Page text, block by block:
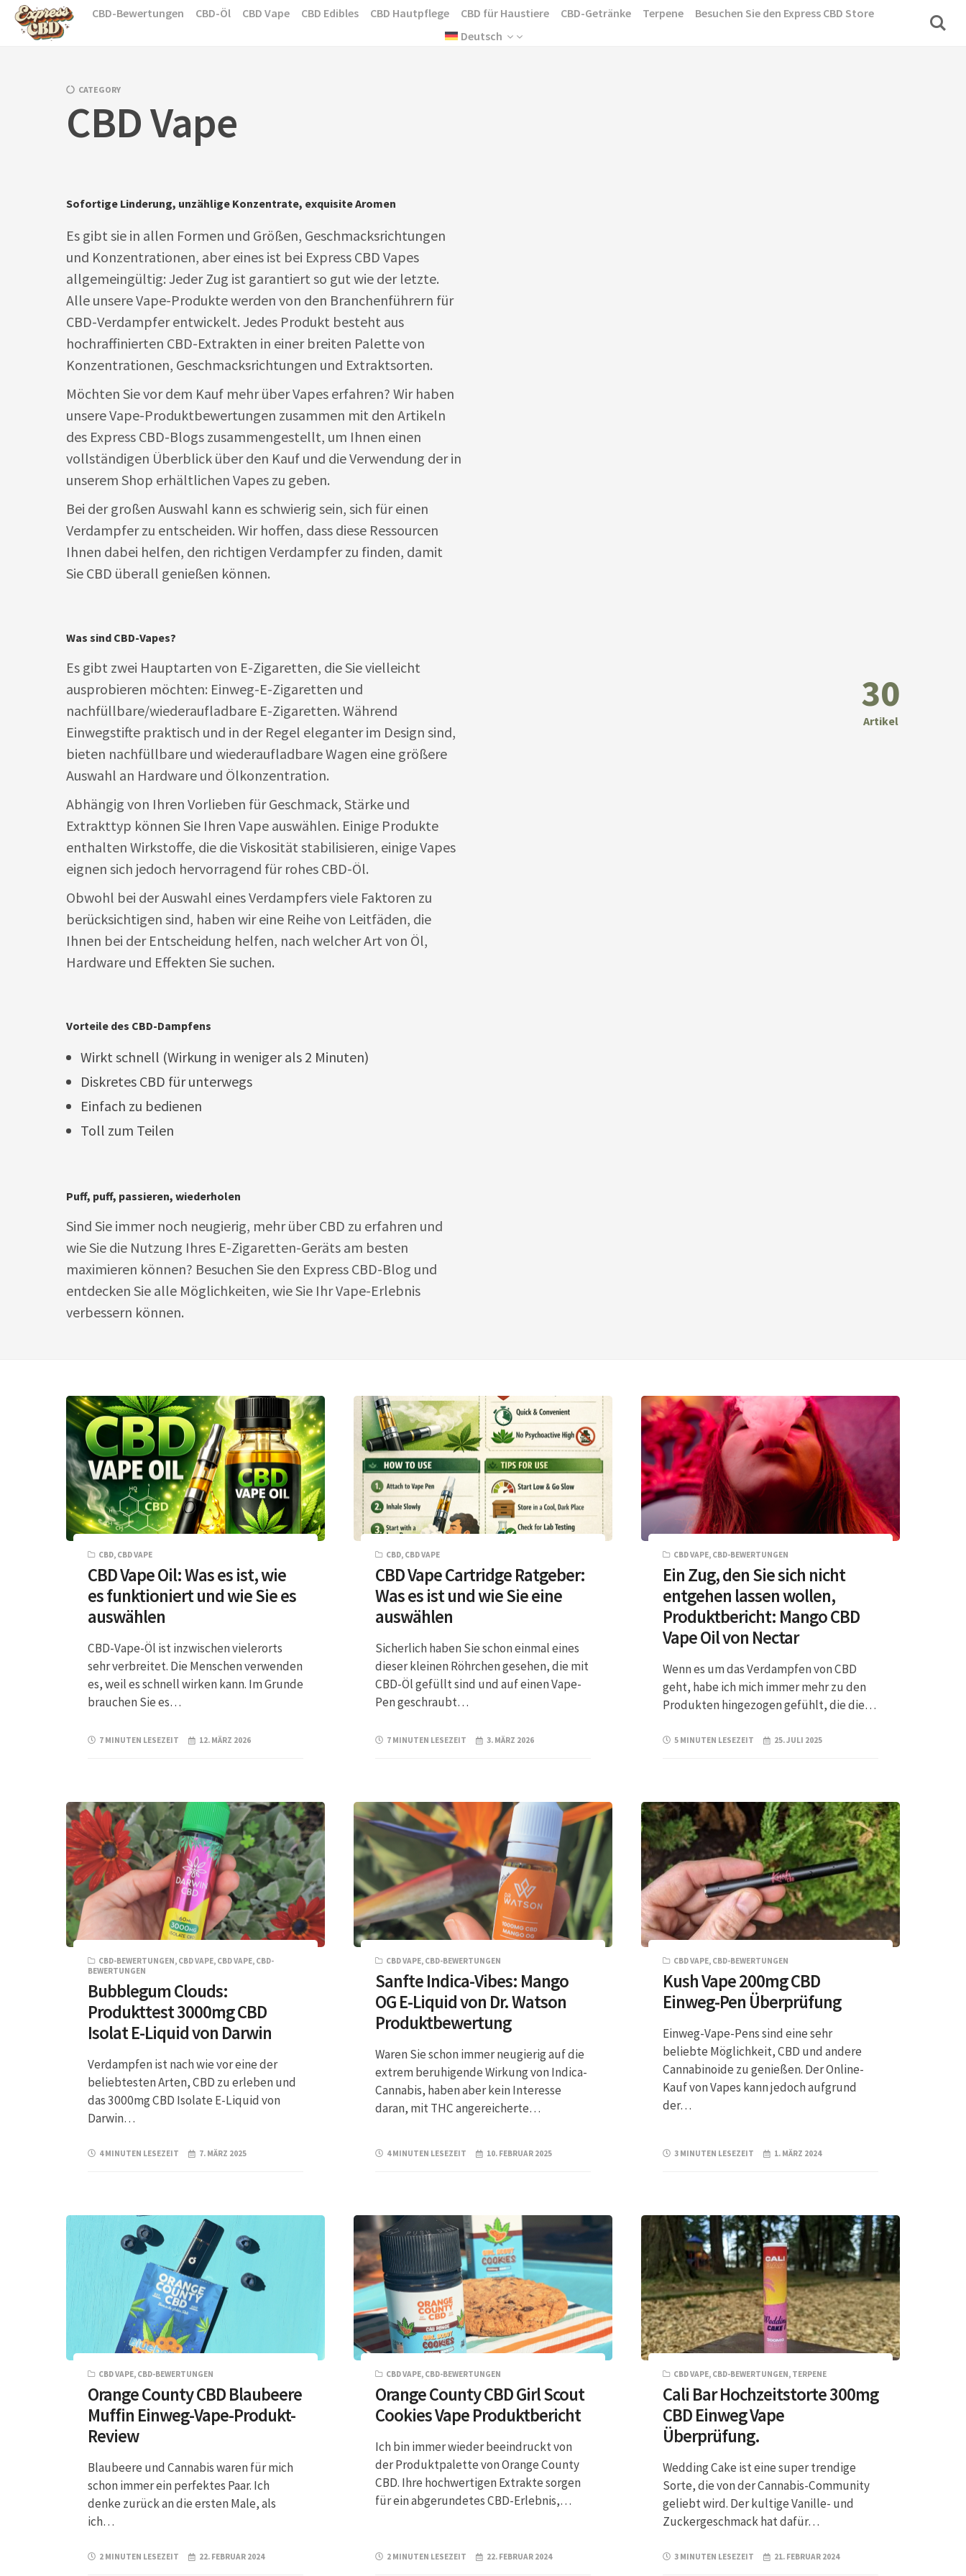
Skip
CBD-Bewertungen CBD-Öl CBD Vape CBD Edibles CBD Hautpflege CBD für Haustiere CBD-Getränke Terpene
Besuchen Sie den Express CBD Store
Deutsch
CATEGORY
CBD Vape
Sofortige Linderung, unzählige Konzentrate, exquisite Aromen
Es gibt sie in allen Formen und Größen, Geschmacksrichtungen
und Konzentrationen, aber eines ist bei Express CBD Vapes
allgemeingültig: Jeder Zug ist garantiert so gut wie der letzte.
Alle unsere Vape-Produkte werden von den Branchenführern für
CBD-Verdampfer entwickelt. Jedes Produkt besteht aus
hochraffinierten CBD-Extrakten in einer breiten Palette von
Konzentrationen, Geschmacksrichtungen und Extraktsorten.
Möchten Sie vor dem Kauf mehr über Vapes erfahren? Wir haben
unsere Vape-Produktbewertungen zusammen mit den Artikeln
des Express CBD-Blogs zusammengestellt, um Ihnen einen
vollständigen Überblick über den Kauf und die Verwendung der in
unserem Shop erhältlichen Vapes zu geben.
Bei der großen Auswahl kann es schwierig sein, sich für einen
Verdampfer zu entscheiden. Wir hoffen, dass diese Ressourcen
Ihnen dabei helfen, den richtigen Verdampfer zu finden, damit
Sie CBD überall genießen können.
Was sind CBD-Vapes?
Es gibt zwei Hauptarten von E-Zigaretten, die Sie vielleicht
ausprobieren möchten: Einweg-E-Zigaretten und
nachfüllbare/wiederaufladbare E-Zigaretten. Während
Einwegstifte praktisch und in der Regel eleganter im Design sind,
bieten nachfüllbare und wiederaufladbare Wagen eine größere
Auswahl an Hardware und Ölkonzentration.
Abhängig von Ihren Vorlieben für Geschmack, Stärke und
Extrakttyp können Sie Ihren Vape auswählen. Einige Produkte
enthalten Wirkstoffe, die die Viskosität stabilisieren, einige Vapes
eignen sich jedoch hervorragend für rohes CBD-Öl.
Obwohl bei der Auswahl eines Verdampfers viele Faktoren zu
berücksichtigen sind, haben wir eine Reihe von Leitfäden, die
Ihnen bei der Entscheidung helfen, nach welcher Art von Öl,
Hardware und Effekten Sie suchen.
Vorteile des CBD-Dampfens
Wirkt schnell (Wirkung in weniger als 2 Minuten)
Diskretes CBD für unterwegs
Einfach zu bedienen
Toll zum Teilen
Puff, puff, passieren, wiederholen
Sind Sie immer noch neugierig, mehr über CBD zu erfahren und
wie Sie die Nutzung Ihres E-Zigaretten-Geräts am besten
maximieren können? Besuchen Sie den Express CBD-Blog und
entdecken Sie alle Möglichkeiten, wie Sie Ihr Vape-Erlebnis
verbessern können.
30
Artikel
CBD, CBD VAPE
CBD Vape Oil: Was es ist, wie
es funktioniert und wie Sie es
auswählen
CBD-Vape-Öl ist inzwischen vielerorts
sehr verbreitet. Die Menschen verwenden
es, weil es schnell wirken kann. Im Grunde
brauchen Sie es…
7 MINUTEN LESEZEIT 12. MÄRZ 2026
CBD, CBD VAPE
CBD Vape Cartridge Ratgeber:
Was es ist und wie Sie eine
auswählen
Sicherlich haben Sie schon einmal eines
dieser kleinen Röhrchen gesehen, die mit
CBD-Öl gefüllt sind und auf einen Vape-
Pen geschraubt…
7 MINUTEN LESEZEIT 3. MÄRZ 2026
CBD VAPE, CBD-BEWERTUNGEN
Ein Zug, den Sie sich nicht
entgehen lassen wollen,
Produktbericht: Mango CBD
Vape Oil von Nectar
Wenn es um das Verdampfen von CBD
geht, habe ich mich immer mehr zu den
Produkten hingezogen gefühlt, die die…
5 MINUTEN LESEZEIT 25. JULI 2025
CBD-BEWERTUNGEN, CBD VAPE, CBD VAPE, CBD-
BEWERTUNGEN
Bubblegum Clouds:
Produkttest 3000mg CBD
Isolat E-Liquid von Darwin
Verdampfen ist nach wie vor eine der
beliebtesten Arten, CBD zu erleben und
das 3000mg CBD Isolate E-Liquid von
Darwin…
4 MINUTEN LESEZEIT 7. MÄRZ 2025
CBD VAPE, CBD-BEWERTUNGEN
Sanfte Indica-Vibes: Mango
OG E-Liquid von Dr. Watson
Produktbewertung
Waren Sie schon immer neugierig auf die
extrem beruhigende Wirkung von Indica-
Cannabis, haben aber kein Interesse
daran, mit THC angereicherte…
4 MINUTEN LESEZEIT 10. FEBRUAR 2025
CBD VAPE, CBD-BEWERTUNGEN
Kush Vape 200mg CBD
Einweg-Pen Überprüfung
Einweg-Vape-Pens sind eine sehr
beliebte Möglichkeit, CBD und andere
Cannabinoide zu genießen. Der Online-
Kauf von Vapes kann jedoch aufgrund
der…
3 MINUTEN LESEZEIT 1. MÄRZ 2024
CBD VAPE, CBD-BEWERTUNGEN
Orange County CBD Blaubeere
Muffin Einweg-Vape-Produkt-
Review
Blaubeere und Cannabis waren für mich
schon immer ein perfektes Paar. Ich
denke zurück an die ersten Male, als
ich…
2 MINUTEN LESEZEIT 22. FEBRUAR 2024
CBD VAPE, CBD-BEWERTUNGEN
Orange County CBD Girl Scout
Cookies Vape Produktbericht
Ich bin immer wieder beeindruckt von
der Produktpalette von Orange County
CBD. Ihre hochwertigen Extrakte sorgen
für ein abgerundetes CBD-Erlebnis,…
2 MINUTEN LESEZEIT 22. FEBRUAR 2024
CBD VAPE, CBD-BEWERTUNGEN, TERPENE
Cali Bar Hochzeitstorte 300mg
CBD Einweg Vape
Überprüfung.
Wedding Cake ist eine super trendige
Sorte, die von der Cannabis-Community
geliebt wird. Der kultige Vanille- und
Zuckergeschmack hat dafür…
3 MINUTEN LESEZEIT 21. FEBRUAR 2024